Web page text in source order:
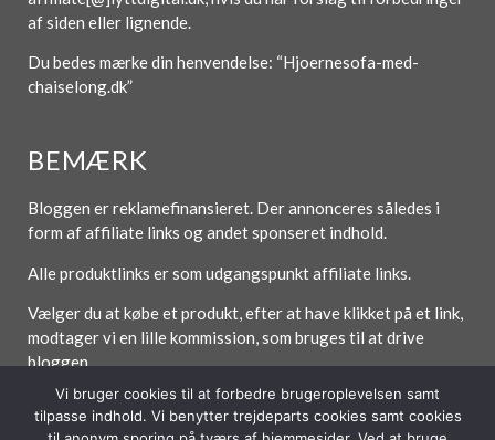
af siden eller lignende.
Du bedes mærke din henvendelse: “Hjoernesofa-med-
chaiselong.dk”
BEMÆRK
Bloggen er reklamefinansieret. Der annonceres således i
form af affiliate links og andet sponseret indhold.
Alle produktlinks er som udgangspunkt affiliate links.
Vælger du at købe et produkt, efter at have klikket på et link,
modtager vi en lille kommission, som bruges til at drive
bloggen.
Vi bruger cookies til at forbedre brugeroplevelsen samt
tilpasse indhold. Vi benytter trejdeparts cookies samt cookies